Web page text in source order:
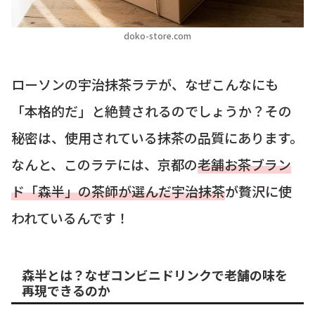
doko-store.com
ローソンの宇治抹茶ラテが、なぜこんなにも
「本格的だ」と絶賛されるのでしょうか？その
秘密は、使用されている抹茶の品質にあります。
なんと、このラテには、京都の老舗お茶ブラン
ド「森半」の茶師が選んだ宇治抹茶が贅沢に使
われているんです！
森半とは？なぜコンビニドリンクで老舗の味を
再現できるのか